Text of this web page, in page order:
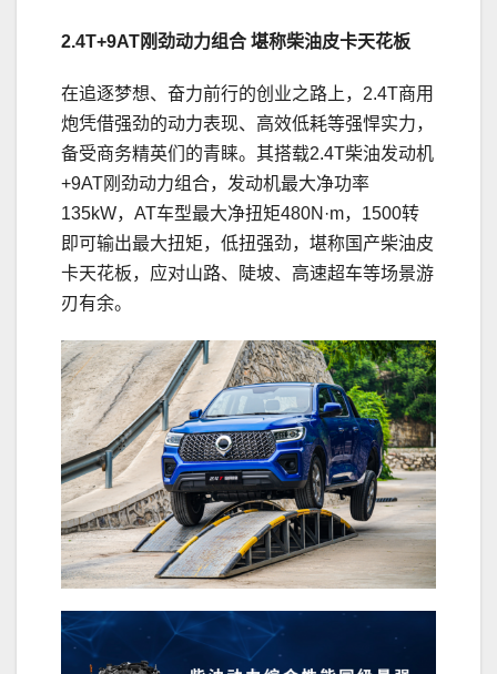
2.4T+9AT刚劲动力组合 堪称柴油皮卡天花板
在追逐梦想、奋力前行的创业之路上，2.4T商用
炮凭借强劲的动力表现、高效低耗等强悍实力，
备受商务精英们的青睐。其搭载2.4T柴油发动机
+9AT刚劲动力组合，发动机最大净功率
135kW，AT车型最大净扭矩480N·m，1500转
即可输出最大扭矩，低扭强劲，堪称国产柴油皮
卡天花板，应对山路、陡坡、高速超车等场景游
刃有余。